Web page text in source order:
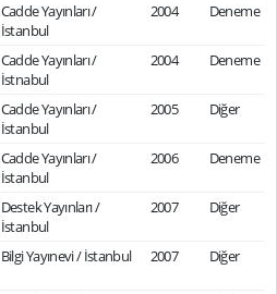
Cadde Yayınları /
İstanbul
2004 Deneme
Cadde Yayınları /
İstnabul
2004 Deneme
Cadde Yayınları /
İstanbul
2005 Diğer
Cadde Yayınları /
İstanbul
2006 Deneme
Destek Yayınları /
İstanbul
2007 Diğer
Bilgi Yayınevi / İstanbul 2007 Diğer